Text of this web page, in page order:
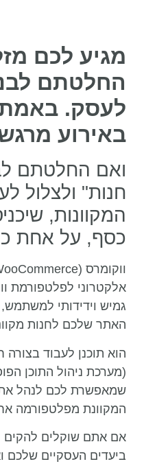
מגיע לכם
החלטתם
לעסק.
באירוע
ואם החלטתם
חנות" ולצלול
המקוונות,
כסף, על אחת
אלקטרוני לפלטפורמת
גמיש וידידותי
האתר שלכם לחנות
הוא תוכנן לעבוד
(מערכת ניהול התוכן
שמאפשרת לכם לנהל את
המקוונת מפלטפורמה
אם אתם שוקלים להקים
ביעדים העסקיים שלכם